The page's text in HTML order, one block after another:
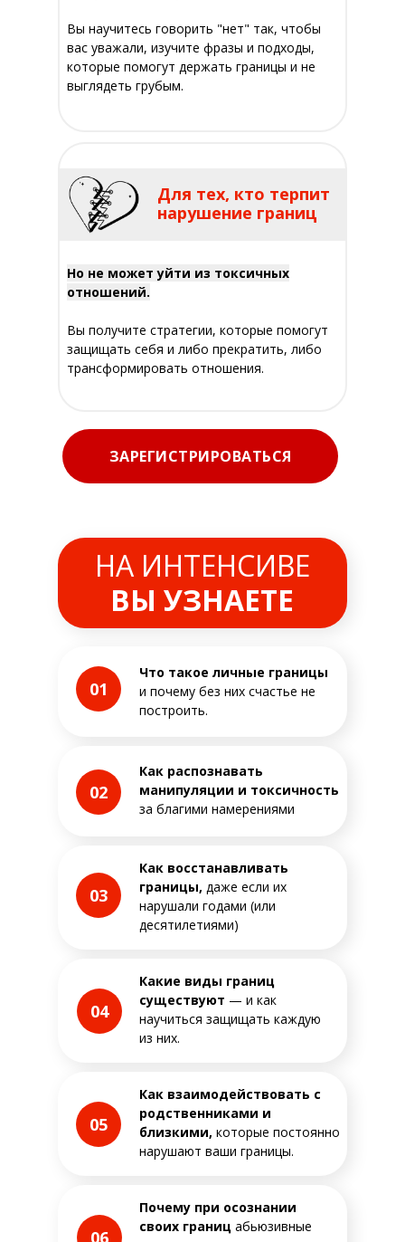
Вы научитесь говорить "нет" так, чтобы
вас уважали, изучите фразы и подходы,
которые помогут держать границы и не
выглядеть грубым.
Но не может уйти из токсичных
отношений.
Вы получите стратегии, которые помогут
защищать себя и либо прекратить, либо
трансформировать отношения.
Для тех, кто терпит
нарушение границ
ЗАРЕГИСТРИРОВАТЬСЯ
НА ИНТЕНСИВЕ
ВЫ УЗНАЕТЕ
Что такое личные границы
и почему без них счастье не
построить.
01
Как распознавать
манипуляции и токсичность
за благими намерениями
02
Как восстанавливать
границы, даже если их
нарушали годами (или
десятилетиями)
03
Какие виды границ
существуют — и как
научиться защищать каждую
из них.
04
Как взаимодействовать с
родственниками и
близкими, которые постоянно
нарушают ваши границы.
05
Почему при осознании
своих границ абьюзивные
06